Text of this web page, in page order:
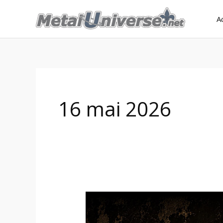
16 mai 2026
Dehors!